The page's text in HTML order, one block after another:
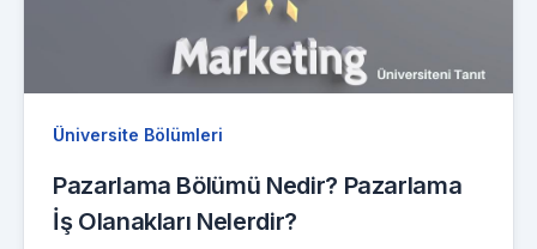
Üniversite Bölümleri
Pazarlama Bölümü Nedir? Pazarlama
İş Olanakları Nelerdir?